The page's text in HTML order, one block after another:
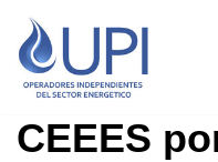
Saltar
al
CEEES